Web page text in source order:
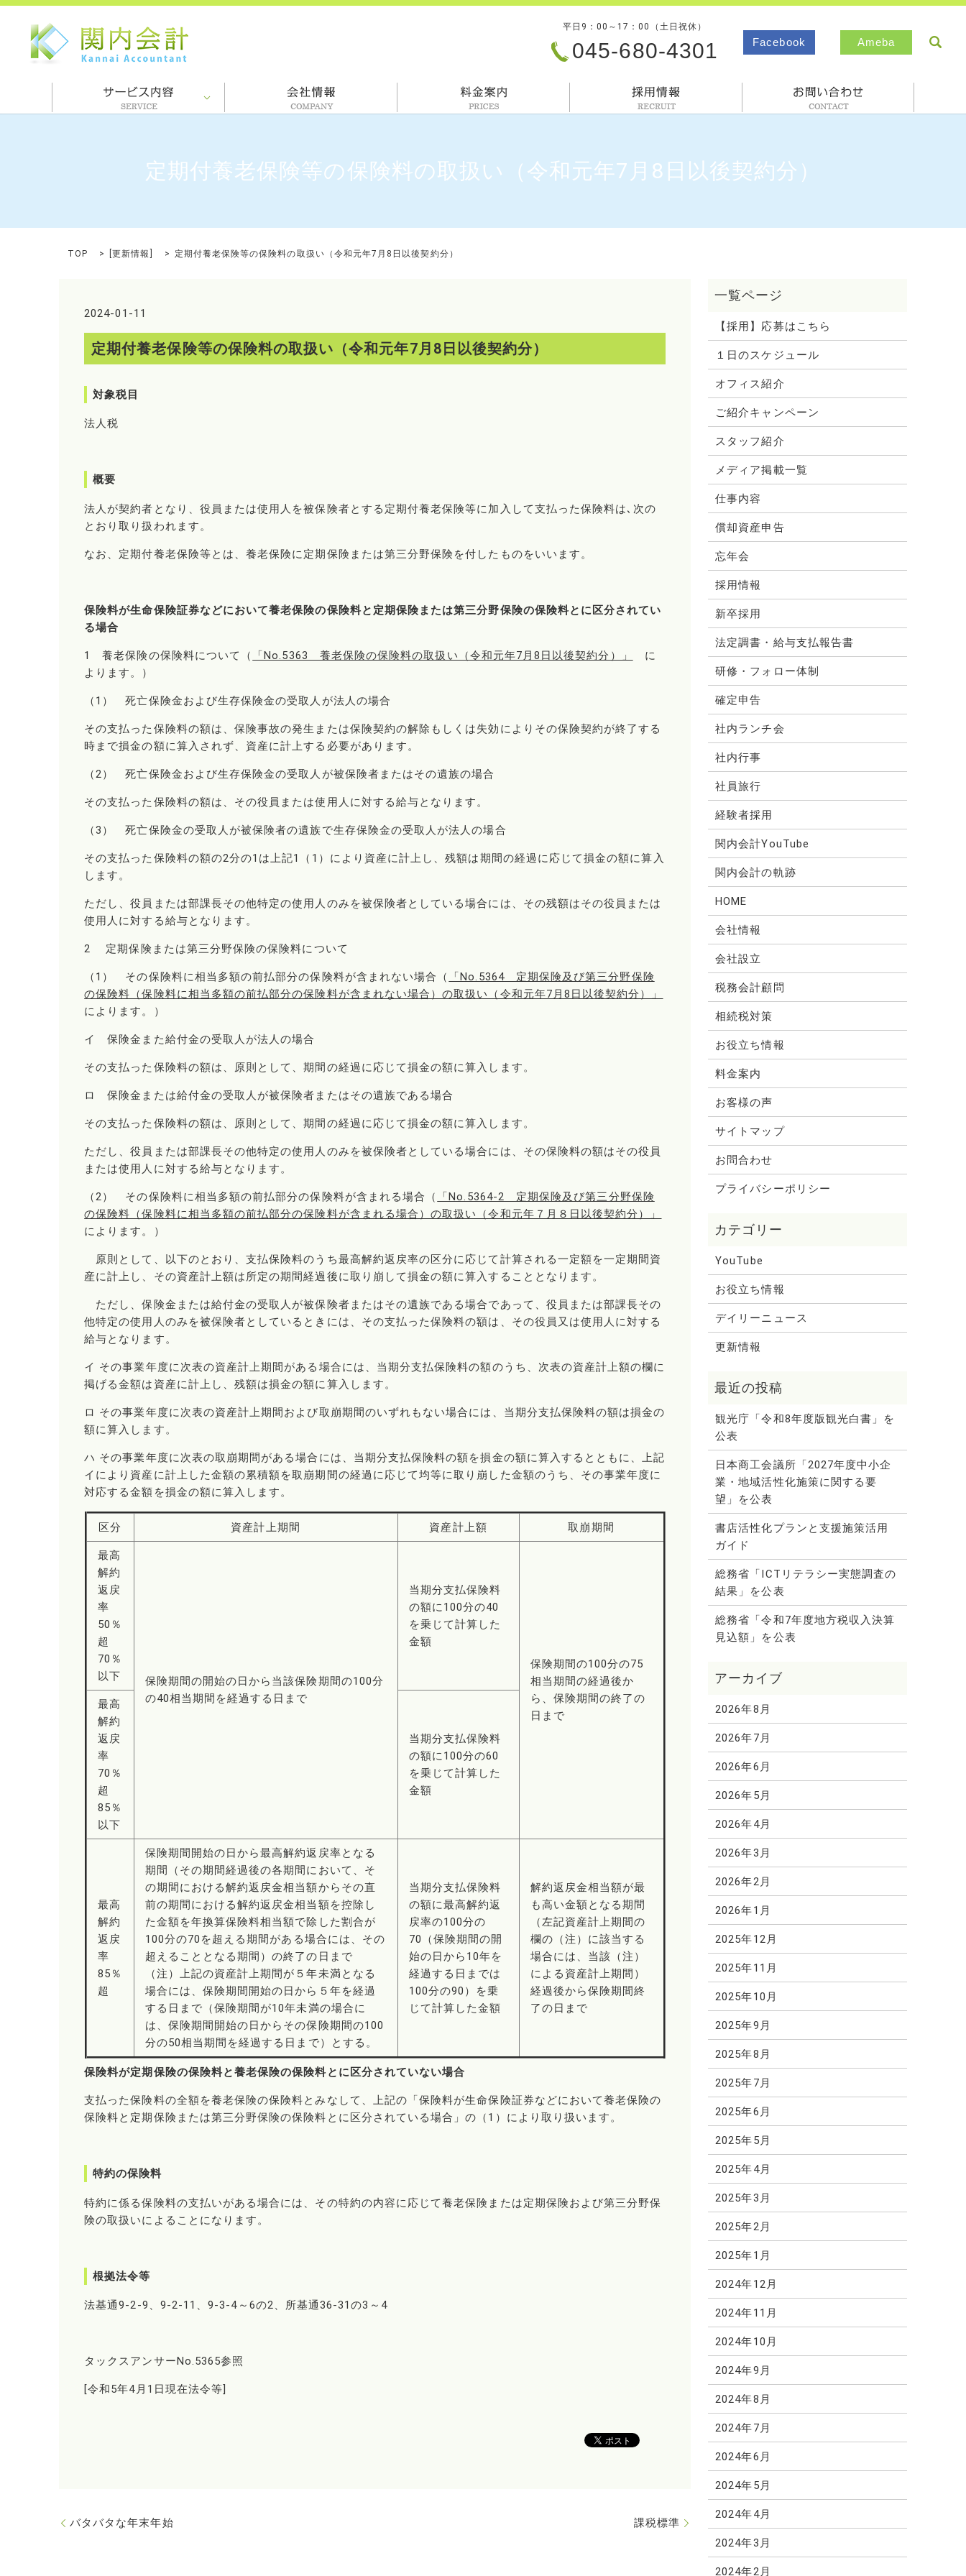
平日9：00～17：00（土日祝休）
045-680-4301 Facebook Ameba
定期付養老保険等の保険料の取扱い（令和元年7月8日以後契約分）
TOP [更新情報 定期付養老保険等の保険料の取扱い（令和元年7月8日以後契約分）
2024-01-11
定期付養老保険等の保険料の取扱い（令和元年7月8日以後契約分）
対象税目
法人税
概要
法人が契約者となり、役員または使用人を被保険者とする定期付養老保険等に加入して支払った保険料は､次の
とおり取り扱われます。
なお、定期付養老保険等とは、養老保険に定期保険または第三分野保険を付したものをいいます。
保険料が生命保険証券などにおいて養老保険の保険料と定期保険または第三分野保険の保険料とに区分されてい
る場合
1 養老保険の保険料について（ 「No.5363 養老保険の保険料の取扱い（令和元年7月8日以後契約分）」
に
よります。）
（1） 死亡保険金および生存保険金の受取人が法人の場合
その支払った保険料の額は、保険事故の発生または保険契約の解除もしくは失効によりその保険契約が終了する
時まで損金の額に算入されず、資産に計上する必要があります。
（2） 死亡保険金および生存保険金の受取人が被保険者またはその遺族の場合
その支払った保険料の額は、その役員または使用人に対する給与となります。
（3） 死亡保険金の受取人が被保険者の遺族で生存保険金の受取人が法人の場合
その支払った保険料の額の2分の1は上記1（1）により資産に計上し、残額は期間の経過に応じて損金の額に算入
します。
ただし、役員または部課長その他特定の使用人のみを被保険者としている場合には、その残額はその役員または
使用人に対する給与となります。
2 定期保険または第三分野保険の保険料について
（1） その保険料に相当多額の前払部分の保険料が含まれない場合（
「No.5364 定期保険及び第三分野保険
の保険料（保険料に相当多額の前払部分の保険料が含まれない場合）の取扱い（令和元年7月8日以後契約分）」
によります。）
イ 保険金また給付金の受取人が法人の場合
その支払った保険料の額は、原則として、期間の経過に応じて損金の額に算入します。
ロ 保険金または給付金の受取人が被保険者またはその遺族である場合
その支払った保険料の額は、原則として、期間の経過に応じて損金の額に算入します。
ただし、役員または部課長その他特定の使用人のみを被保険者としている場合には、その保険料の額はその役員
または使用人に対する給与となります。
（2） その保険料に相当多額の前払部分の保険料が含まれる場合（
「No.5364-2 定期保険及び第三分野保険
の保険料（保険料に相当多額の前払部分の保険料が含まれる場合）の取扱い（令和元年７月８日以後契約分）」
によります。）
原則として、以下のとおり、支払保険料のうち最高解約返戻率の区分に応じて計算される一定額を一定期間資
産に計上し、その資産計上額は所定の期間経過後に取り崩して損金の額に算入することとなります。
ただし、保険金または給付金の受取人が被保険者またはその遺族である場合であって、役員または部課長その
他特定の使用人のみを被保険者としているときには、その支払った保険料の額は、その役員又は使用人に対する
給与となります。
イ その事業年度に次表の資産計上期間がある場合には、当期分支払保険料の額のうち、次表の資産計上額の欄に
掲げる金額は資産に計上し、残額は損金の額に算入します。
ロ その事業年度に次表の資産計上期間および取崩期間のいずれもない場合には、当期分支払保険料の額は損金の
額に算入します。
ハ その事業年度に次表の取崩期間がある場合には、当期分支払保険料の額を損金の額に算入するとともに、上記
イにより資産に計上した金額の累積額を取崩期間の経過に応じて均等に取り崩した金額のうち、その事業年度に
対応する金額を損金の額に算入します。
区分 資産計上期間 資産計上額 取崩期間
最高
解約
返戻
率
50％
超
70％
以下
保険期間の開始の日から当該保険期間の100分
の40相当期間を経過する日まで
当期分支払保険料
の額に100分の40
を乗じて計算した
金額
保険期間の100分の75
相当期間の経過後か
ら、保険期間の終了の
日まで
最高
解約
返戻
率
70％
超
85％
以下
当期分支払保険料
の額に100分の60
を乗じて計算した
金額
最高
解約
返戻
率
85％
超
保険期間開始の日から最高解約返戻率となる
期間（その期間経過後の各期間において、そ
の期間における解約返戻金相当額からその直
前の期間における解約返戻金相当額を控除し
た金額を年換算保険料相当額で除した割合が
100分の70を超える期間がある場合には、その
超えることとなる期間）の終了の日まで
（注）上記の資産計上期間が５年未満となる
場合には、保険期間開始の日から５年を経過
する日まで（保険期間が10年未満の場合に
は、保険期間開始の日からその保険期間の100
分の50相当期間を経過する日まで）とする。
当期分支払保険料
の額に最高解約返
戻率の100分の
70（保険期間の開
始の日から10年を
経過する日までは
100分の90）を乗
じて計算した金額
解約返戻金相当額が最
も高い金額となる期間
（左記資産計上期間の
欄の（注）に該当する
場合には、当該（注）
による資産計上期間）
経過後から保険期間終
了の日まで
保険料が定期保険の保険料と養老保険の保険料とに区分されていない場合
支払った保険料の全額を養老保険の保険料とみなして、上記の「保険料が生命保険証券などにおいて養老保険の
保険料と定期保険または第三分野保険の保険料とに区分されている場合」の（1）により取り扱います。
特約の保険料
特約に係る保険料の支払いがある場合には、その特約の内容に応じて養老保険または定期保険および第三分野保
険の取扱いによることになります。
根拠法令等
法基通9-2-9、9-2-11、9-3-4～6の2、所基通36-31の3～4
タックスアンサーNo.5365参照
[令和5年4月1日現在法令等]
バタバタな年末年始 課税標準
【採用】応募はこちら
１日のスケジュール
オフィス紹介
ご紹介キャンペーン
スタッフ紹介
メディア掲載一覧
仕事内容
償却資産申告
忘年会
採用情報
新卒採用
法定調書・給与支払報告書
研修・フォロー体制
確定申告
社内ランチ会
社内行事
社員旅行
経験者採用
関内会計YouTube
関内会計の軌跡
HOME
会社情報
会社設立
税務会計顧問
相続税対策
お役立ち情報
料金案内
お客様の声
サイトマップ
お問合わせ
プライバシーポリシー
YouTube
お役立ち情報
デイリーニュース
更新情報
観光庁「令和8年度版観光白書」を
公表
日本商工会議所「2027年度中小企
業・地域活性化施策に関する要
望」を公表
書店活性化プランと支援施策活用
ガイド
総務省「ICTリテラシー実態調査の
結果」を公表
総務省「令和7年度地方税収入決算
見込額」を公表
2026年8月
2026年7月
2026年6月
2026年5月
2026年4月
2026年3月
2026年2月
2026年1月
2025年12月
2025年11月
2025年10月
2025年9月
2025年8月
2025年7月
2025年6月
2025年5月
2025年4月
2025年3月
2025年2月
2025年1月
2024年12月
2024年11月
2024年10月
2024年9月
2024年8月
2024年7月
2024年6月
2024年5月
2024年4月
2024年3月
2024年2月